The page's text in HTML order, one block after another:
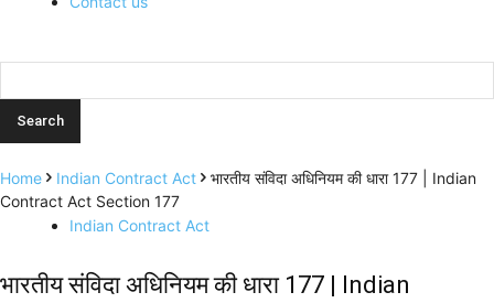
Home Indian Contract Act
भारतीय संविदा अधिनियम की धारा 177 | Indian
Contract Act Section 177
Indian Contract Act
भारतीय संविदा अधिनियम की धारा 177 | Indian